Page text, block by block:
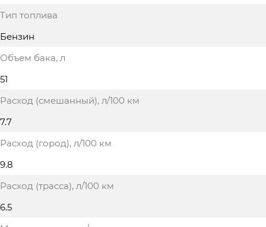
Тип топлива
Бензин
Объем бака, л
51
Расход (смешанный), л/100 км
7.7
Расход (город), л/100 км
9.8
Расход (трасса), л/100 км
6.5